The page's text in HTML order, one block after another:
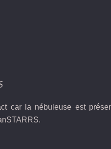
car la nébuleuse est